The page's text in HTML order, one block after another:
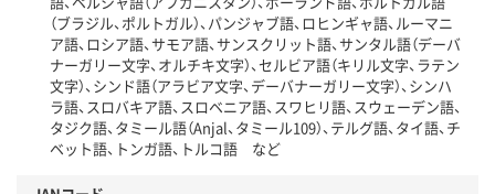
（ブラジル、ポルトガル）、パンジャブ語、ロヒンギャ語、ルーマニ
ア語、ロシア語、サモア語、サンスクリット語、サンタル語（デーバ
ナーガリー文字、オルチキ文字）、セルビア語（キリル文字、ラテン
文字）、シンド語（アラビア文字、デーバナーガリー文字）、シンハ
ラ語、スロバキア語、スロベニア語、スワヒリ語、スウェーデン語、
タジク語、タミール語（Anjal、タミール109）、テルグ語、タイ語、チ
ベット語、トンガ語、トルコ語 など